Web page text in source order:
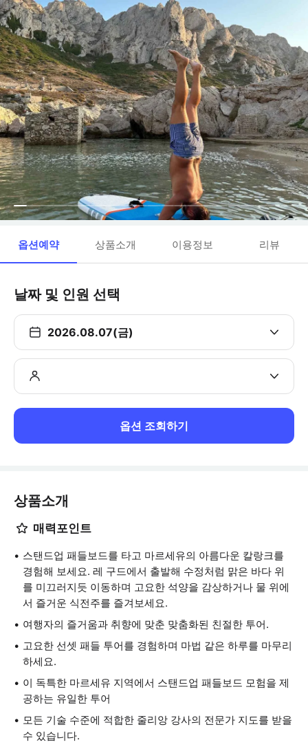
옵션예약 상품소개 이용정보 리뷰
날짜 및 인원 선택
2026.08.07(금)
옵션 조회하기
상품소개
매력포인트
스탠드업 패들보드를 타고 마르세유의 아름다운 칼랑크를
경험해 보세요. 레 구드에서 출발해 수정처럼 맑은 바다 위
를 미끄러지듯 이동하며 고요한 석양을 감상하거나 물 위에
서 즐거운 식전주를 즐겨보세요.
여행자의 즐거움과 취향에 맞춘 맞춤화된 친절한 투어.
고요한 선셋 패들 투어를 경험하며 마법 같은 하루를 마무리
하세요.
이 독특한 마르세유 지역에서 스탠드업 패들보드 모험을 제
공하는 유일한 투어
모든 기술 수준에 적합한 줄리앙 강사의 전문가 지도를 받을
수 있습니다.